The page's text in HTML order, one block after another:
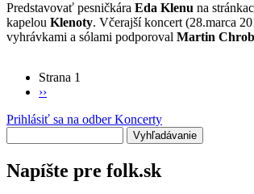
Predstavovať pesničkára Eda Klenu na
kapelou Klenoty. Včerajší koncert (28.marca
vyhrávkami a sólami podporoval Martin
Stránkovanie
Strana 1
Ďalšia
››
Prihlásiť sa na odber Koncerty
Napíšte pre folk.sk